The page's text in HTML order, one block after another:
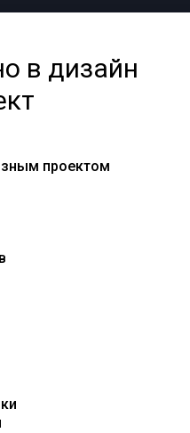
в дизайн
проектом